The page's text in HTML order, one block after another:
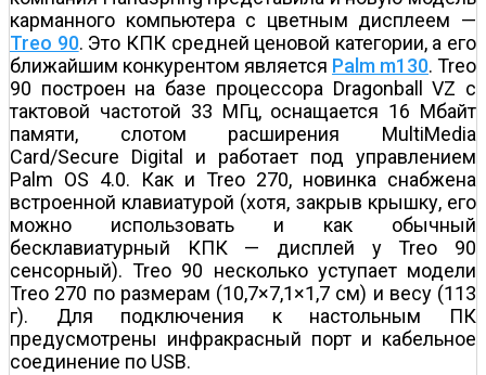
карманного компьютера с цветным дисплеем —
Treo 90. Это КПК средней ценовой категории, а его
ближайшим конкурентом является Palm m130. Treo
90 построен на базе процессора Dragonball VZ с
тактовой частотой 33 МГц, оснащается 16 Мбайт
памяти, слотом расширения MultiMedia
Card/Secure Digital и работает под управлением
Palm OS 4.0. Как и Treo 270, новинка снабжена
встроенной клавиатурой (хотя, закрыв крышку, его
можно использовать и как обычный
бесклавиатурный КПК — дисплей у Treo 90
сенсорный). Treo 90 несколько уступает модели
Treo 270 по размерам (10,7×7,1×1,7 см) и весу (113
г). Для подключения к настольным ПК
предусмотрены инфракрасный порт и кабельное
соединение по USB.